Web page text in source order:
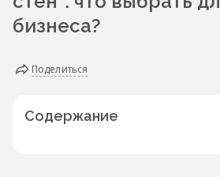
бизнеса?
Поделиться
Содержание